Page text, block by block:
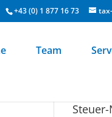
+43 (0) 1 877 16 73
Team